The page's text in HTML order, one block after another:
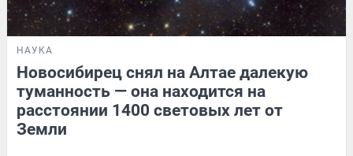
НАУКА
Новосибирец снял на Алтае далекую
туманность — она находится на
расстоянии 1400 световых лет от
Земли